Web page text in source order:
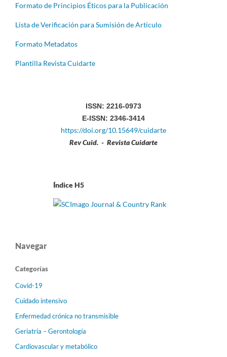
Formato de Principios Éticos para la Publicación
Lista de Verificación para Sumisión de Artículo
Formato Metadatos
Plantilla Revista Cuidarte
ISSN: 2216-0973
E-ISSN: 2346-3414
https://doi.org/10.15649/cuidarte
Rev Cuid. - Revista Cuidarte
Índice H5
Navegar
Categorías
Covid-19
Cuidado intensivo
Enfermedad crónica no transmisible
Geriatría – Gerontología
Cardiovascular y metabólico